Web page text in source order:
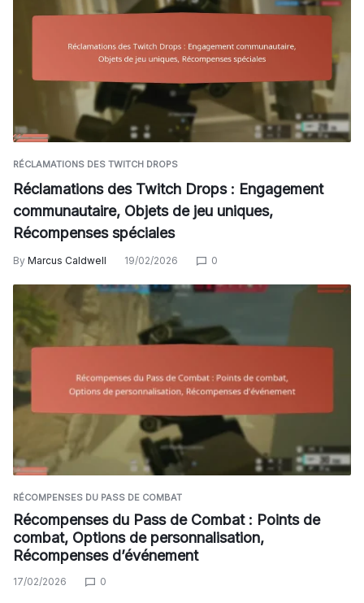
RÉCLAMATIONS DES TWITCH DROPS
Réclamations des Twitch Drops : Engagement
communautaire, Objets de jeu uniques,
Récompenses spéciales
By Marcus Caldwell 19/02/2026 0
RÉCOMPENSES DU PASS DE COMBAT
Récompenses du Pass de Combat : Points de
combat, Options de personnalisation,
Récompenses d’événement
17/02/2026 0